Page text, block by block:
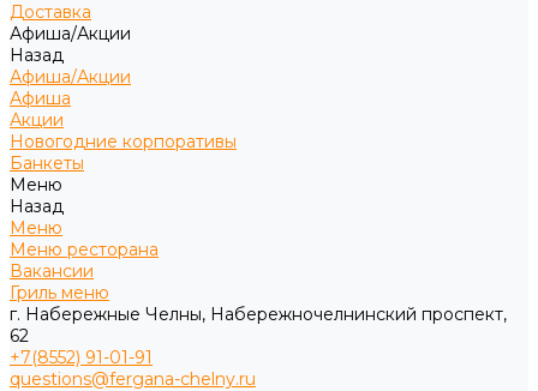
Доставка
Афиша/Акции
Назад
Афиша/Акции
Афиша
Акции
Новогодние корпоративы
Банкеты
Меню
Назад
Меню
Меню ресторана
Вакансии
Гриль меню
г. Набережные Челны, Набережночелнинский проспект,
62
+7(8552) 91-01-91
questions@fergana-chelny.ru